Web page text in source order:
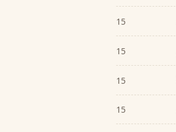
15
15
15
15